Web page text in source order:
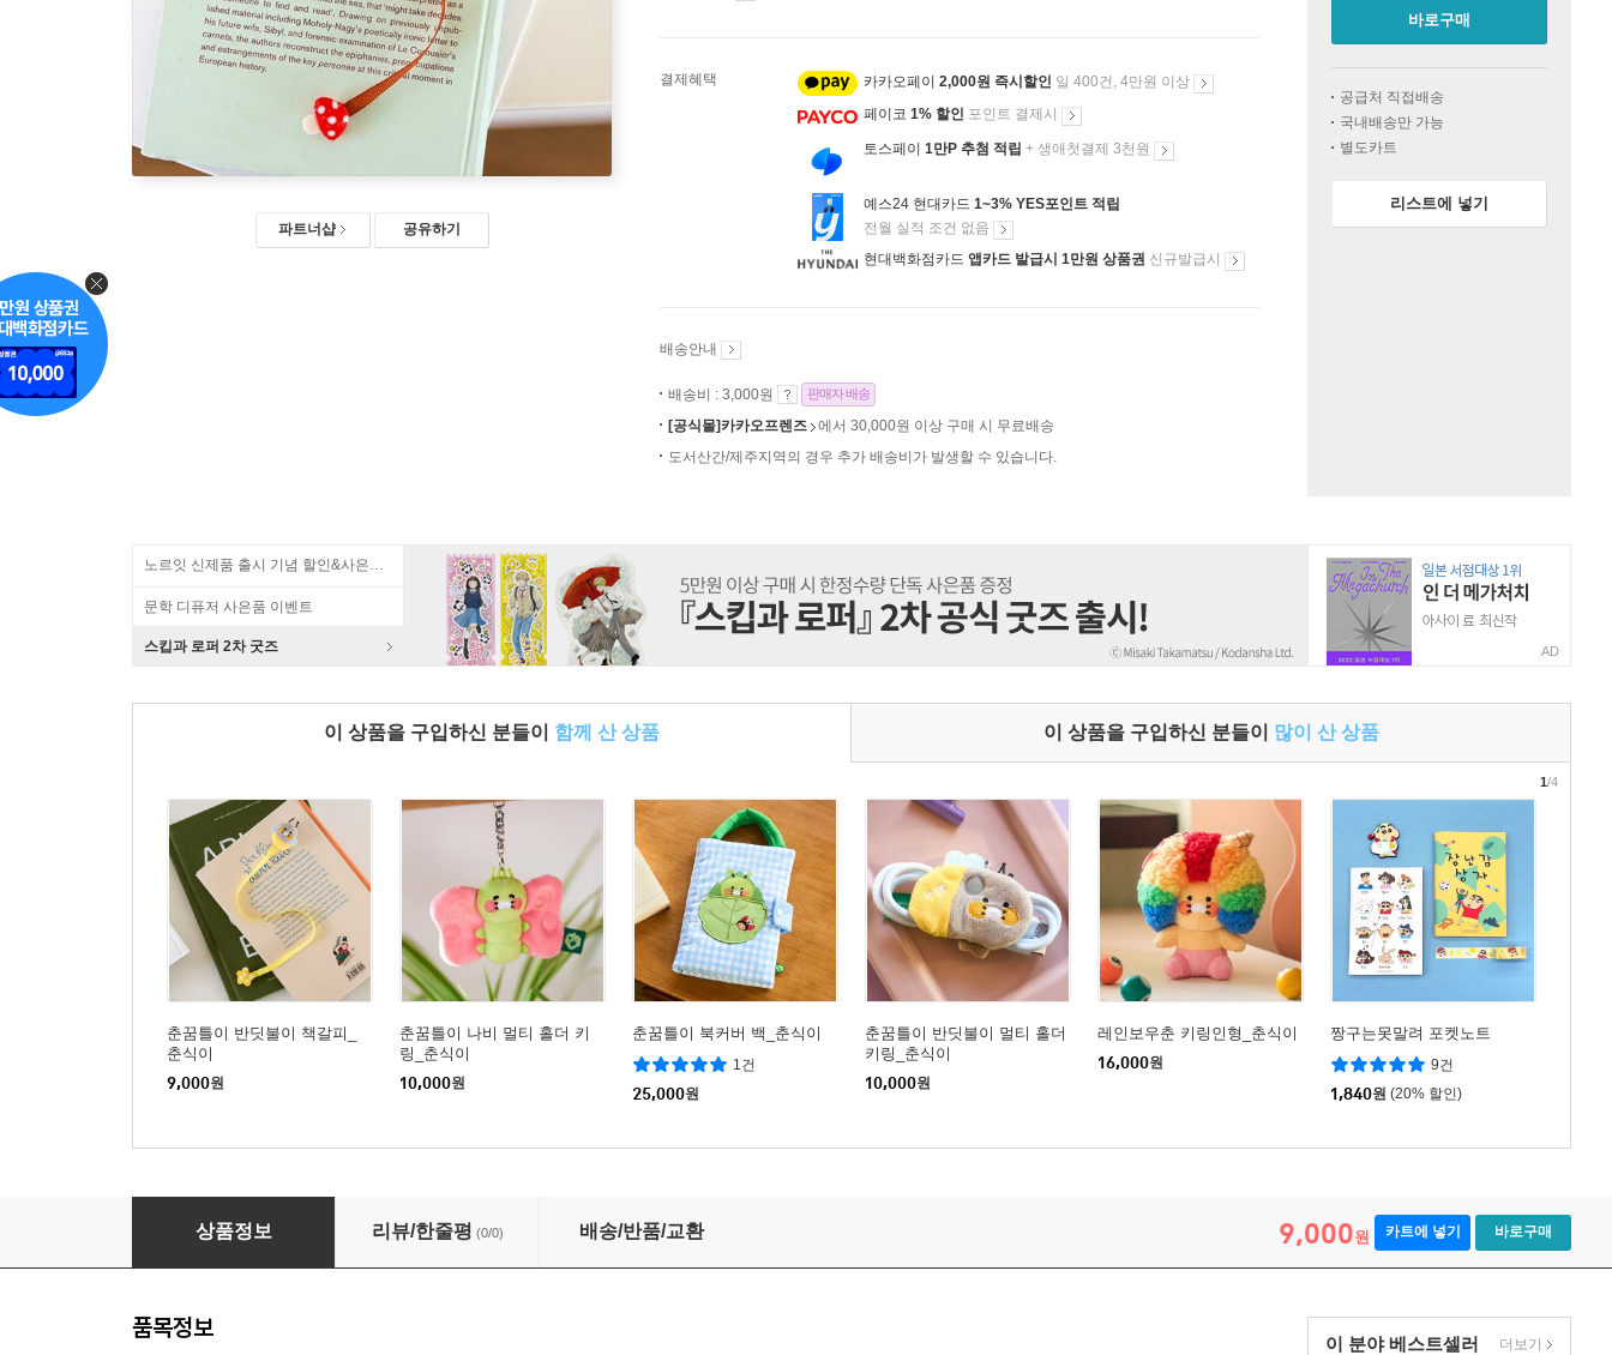
파트너샵 공유하기
결제혜택 카카오페이 2,000원 즉시할인 일 400건, 4만원 이상
페이코 1% 할인 포인트 결제시
토스페이 1만P 추첨 적립 + 생애첫결제 3천원
예스24 현대카드 1~3% YES포인트 적립
전월 실적 조건 없음
현대백화점카드 앱카드 발급시 1만원 상품권 신규발급시
배송안내
배송비 : 3,000원 판매자 배송
[공식몰]카카오프렌즈
에서 30,000원 이상 구매 시 무료배송
도서산간/제주지역의 경우 추가 배송비가 발생할 수 있습니다.
바로구매
공급처 직접배송
국내배송만 가능
별도카트
리스트에 넣기
노르잇 신제품 출시 기념 할인&사은품 증정!
문학 디퓨저 사은품 이벤트
스킵과 로퍼 2차 굿즈 AD
이 상품을 구입하신 분들이 함께 산 상품 이 상품을 구입하신 분들이 많이 산 상품
춘꿈틀이 반딧불이 책갈피_
춘식이
9,000원
춘꿈틀이 나비 멀티 홀더 키
링_춘식이
10,000원
춘꿈틀이 북커버 백_춘식이
1건
25,000원
춘꿈틀이 반딧불이 멀티 홀더
키링_춘식이
10,000원
레인보우춘 키링인형_춘식이
16,000원
짱구는못말려 포켓노트
9건
1,840원 (20% 할인)
1/4
춘꿈틀이 책벌레 책갈피_춘식이
상품정보 리뷰/한줄평 (0/0) 배송/반품/교환 9,000원 카트에 넣기 바로구매
이 분야 베스트셀러 더보기
품목정보